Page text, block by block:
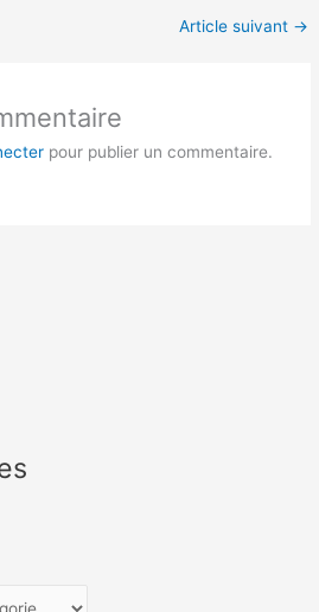
Article suivant →
pour publier un commentaire.